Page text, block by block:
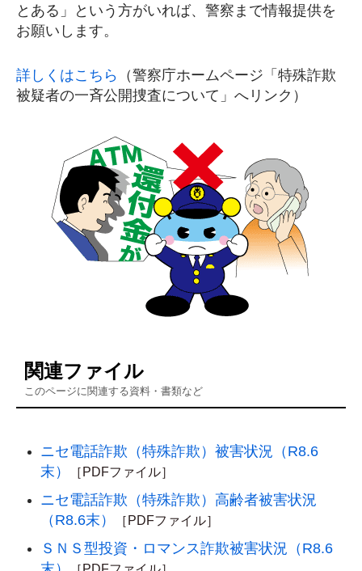
とある」という方がいれば、警察まで情報提供を
お願いします。
詳しくはこちら （警察庁ホームページ「特殊詐欺
被疑者の一斉公開捜査について」へリンク）
関連ファイル
このページに関連する資料・書類など
ニセ電話詐欺（特殊詐欺）被害状況（R8.6
末）
［PDFファイル］
ニセ電話詐欺（特殊詐欺）高齢者被害状況
（R8.6末）
［PDFファイル］
ＳＮＳ型投資・ロマンス詐欺被害状況（R8.6